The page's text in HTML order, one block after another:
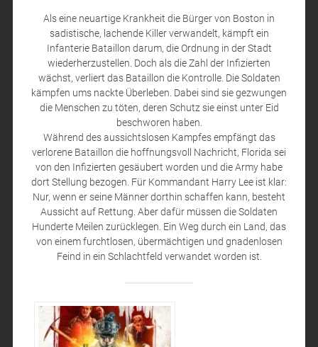
Als eine neuartige Krankheit die Bürger von Boston in
sadistische, lachende Killer verwandelt, kämpft ein
Infanterie Bataillon darum, die Ordnung in der Stadt
wiederherzustellen. Doch als die Zahl der Infizierten
wächst, verliert das Bataillon die Kontrolle. Die Soldaten
kämpfen ums nackte Überleben. Dabei sind sie gezwungen
die Menschen zu töten, deren Schutz sie einst unter Eid
beschworen haben.
Während des aussichtslosen Kampfes empfängt das
verlorene Bataillon die hoffnungsvoll Nachricht, Florida sei
von den Infizierten gesäubert worden und die Army habe
dort Stellung bezogen. Für Kommandant Harry Lee ist klar:
Nur, wenn er seine Männer dorthin schaffen kann, besteht
Aussicht auf Rettung. Aber dafür müssen die Soldaten
Hunderte Meilen zurücklegen. Ein Weg durch ein Land, das
von einem furchtlosen, übermächtigen und gnadenlosen
Feind in ein Schlachtfeld verwandet worden ist.